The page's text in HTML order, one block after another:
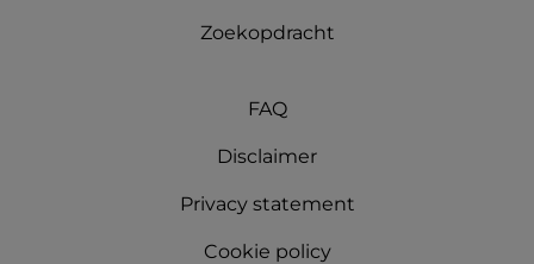
Zoekopdracht
FAQ
Disclaimer
Privacy statement
Cookie policy